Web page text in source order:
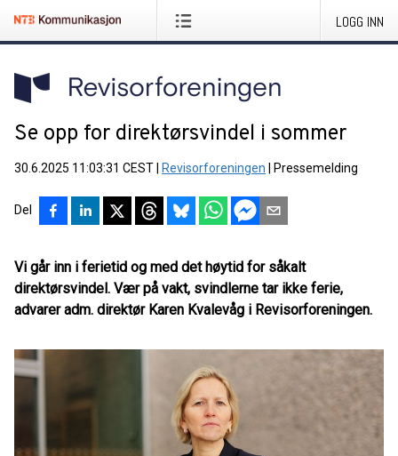
LOGG INN
Se opp for direktørsvindel i sommer
30.6.2025 11:03:31 CEST Revisorforeningen Pressemelding
Del
Vi går inn i ferietid og med det høytid for såkalt
direktørsvindel. Vær på vakt, svindlerne tar ikke ferie,
advarer adm. direktør Karen Kvalevåg i Revisorforeningen.